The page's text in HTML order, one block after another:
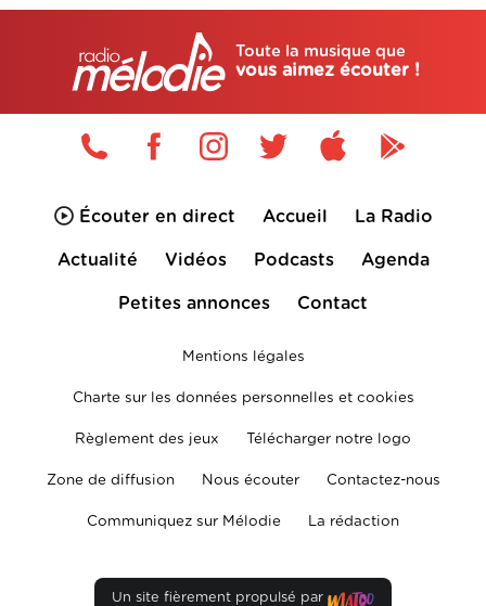
Toute la musique que
vous aimez écouter !
Écouter en direct Accueil La Radio
Actualité Vidéos Podcasts Agenda
Petites annonces Contact
Mentions légales
Charte sur les données personnelles et cookies
Règlement des jeux Télécharger notre logo
Zone de diffusion Nous écouter Contactez-nous
Communiquez sur Mélodie La rédaction
Un site fièrement propulsé par